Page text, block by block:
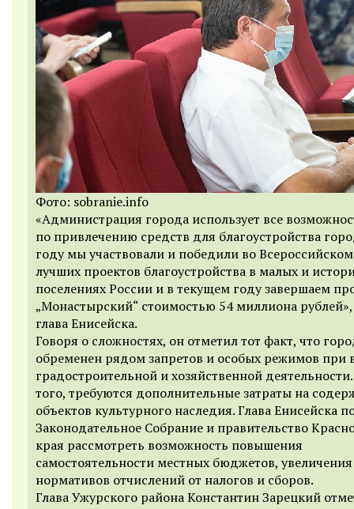
Фото: sobranie.info
«Администрация города использует все
по привлечению средств для благоустройства
году мы участвовали и победили во
лучших проектов благоустройства в малых и
поселениях России и в текущем году завершаем
„Монастырский“ стоимостью 54 миллиона рублей»,
глава Енисейска.
Говоря о сложностях, он отметил тот факт, что
обременен рядом запретов и особых режимов при
градостроительной и хозяйственной
того, требуются дополнительные затраты на
объектов культурного наследия. Глава Енисейска
Законодательное Собрание и правительство
края рассмотреть возможность повышения
самостоятельности местных бюджетов, увеличения
нормативов отчислений от налогов и сборов.
Глава Ужурского районаКонстантин Зарецкий